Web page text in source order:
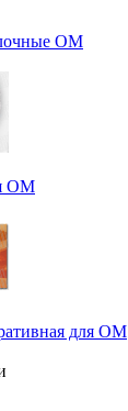
ОМ
ОМ
для ОМ